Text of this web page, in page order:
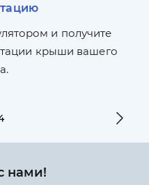
и получите
крыши вашего
нами!